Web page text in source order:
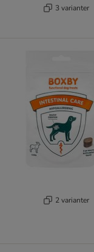
3 varianter
2 varianter